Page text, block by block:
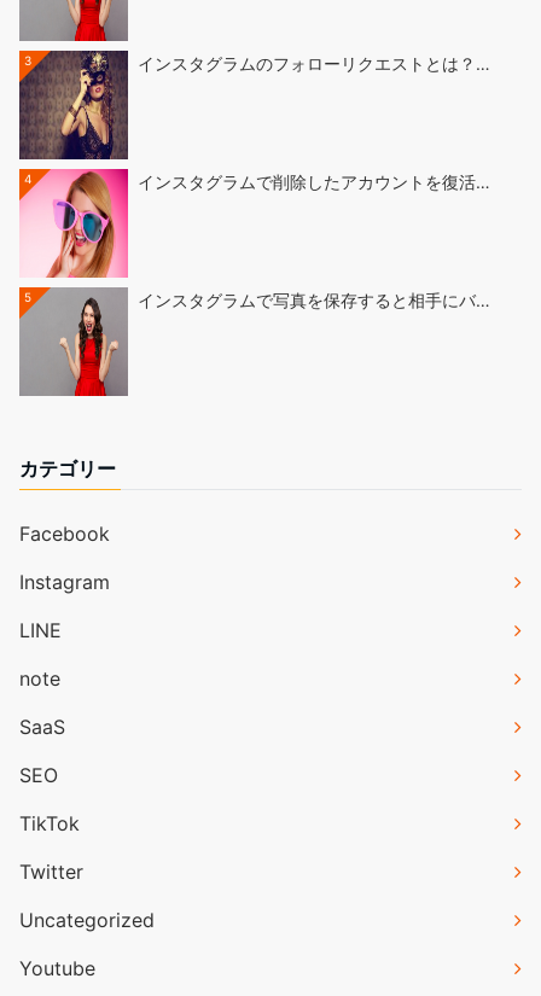
3 インスタグラムのフォローリクエストとは？…
4 インスタグラムで削除したアカウントを復活…
5 インスタグラムで写真を保存すると相手にバ…
カテゴリー
Facebook
Instagram
LINE
note
SaaS
SEO
TikTok
Twitter
Uncategorized
Youtube